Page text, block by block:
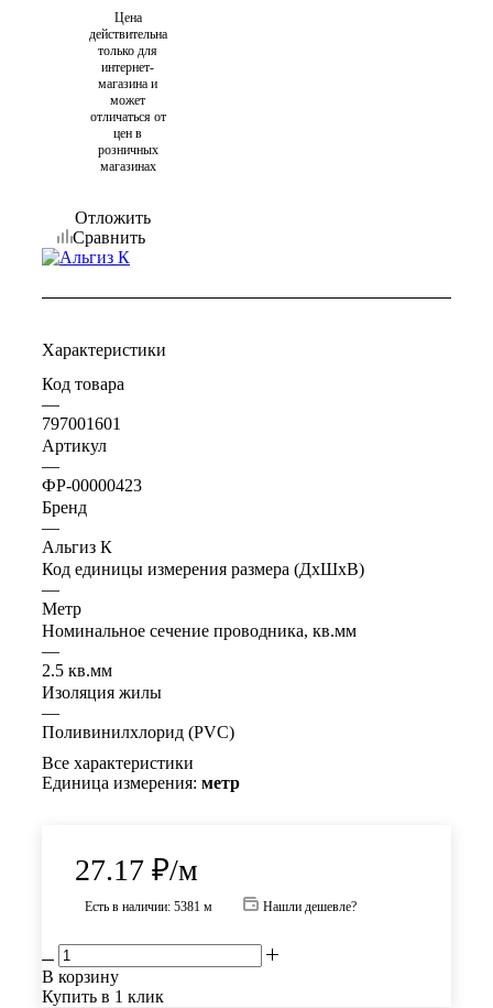
Цена
действительна
только для
интернет-
магазина и
может
отличаться от
цен в
розничных
магазинах
Отложить
Сравнить
Характеристики
Код товара
—
797001601
Артикул
—
ФР-00000423
Бренд
—
Альгиз К
Код единицы измерения размера (ДхШхВ)
—
Метр
Номинальное сечение проводника, кв.мм
—
2.5 кв.мм
Изоляция жилы
—
Поливинилхлорид (PVC)
Все характеристики
Единица измерения: метр
27.17 ₽/м
Есть в наличии: 5381 м Нашли дешевле?
В корзину
Купить в 1 клик